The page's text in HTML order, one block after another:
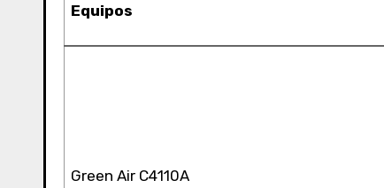
Equipos
Green Air C4110A